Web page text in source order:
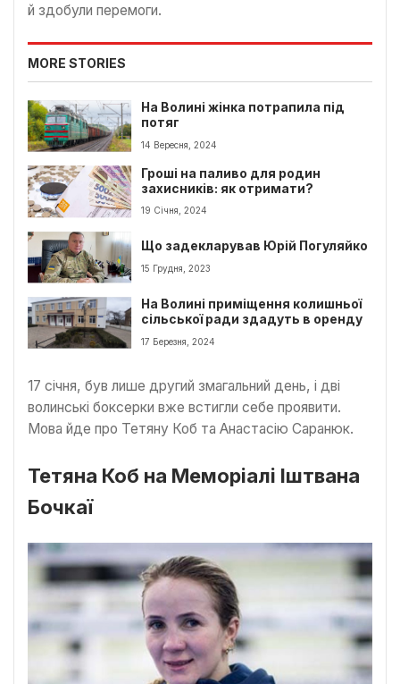
й здобули перемоги.
MORE STORIES
На Волині жінка потрапила під
потяг
14 Вересня, 2024
Гроші на паливо для родин
захисників: як отримати?
19 Січня, 2024
Що задекларував Юрій Погуляйко
15 Грудня, 2023
На Волині приміщення колишньої
сільської ради здадуть в оренду
17 Березня, 2024
17 січня, був лише другий змагальний день, і дві
волинські боксерки вже встигли себе проявити.
Мова йде про Тетяну Коб та Анастасію Саранюк.
Тетяна Коб на Меморіалі Іштвана
Бочкаї